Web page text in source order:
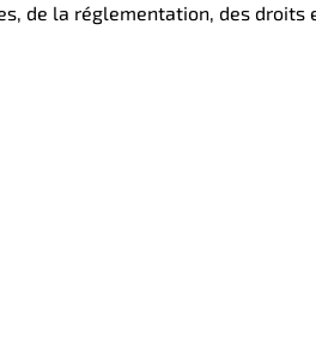
de la réglementation, des droits